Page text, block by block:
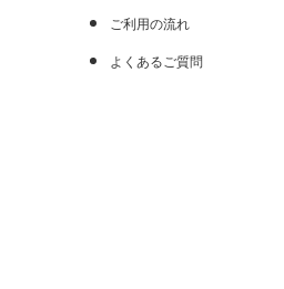
ご利用の流れ
よくあるご質問